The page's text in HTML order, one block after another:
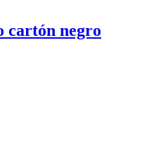
cartón negro